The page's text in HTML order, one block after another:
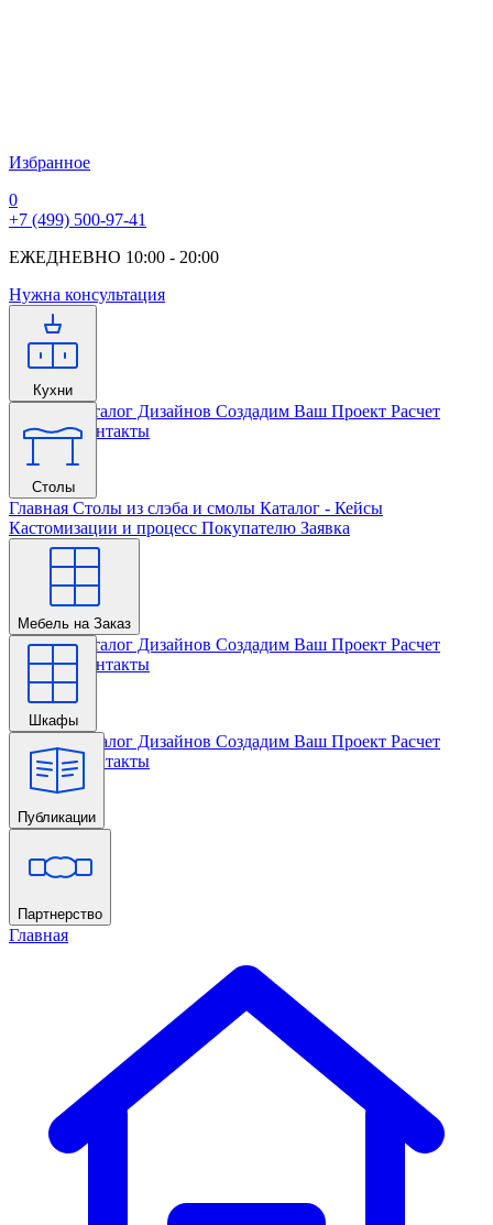
Избранное
0
+7 (499) 500-97-41
ЕЖЕДНЕВНО 10:00 - 20:00
Нужна консультация
Кухни
Главная Каталог Дизайнов Создадим Ваш Проект Расчет
Проекта Контакты
Столы
Главная Столы из слэба и смолы Каталог - Кейсы
Кастомизации и процесс Покупателю Заявка
Мебель на Заказ
Главная Каталог Дизайнов Создадим Ваш Проект Расчет
Проекта
Контакты
Шкафы
Главная Каталог Дизайнов Создадим Ваш Проект Расчет
Проекта Контакты
Публикации
Главная
Партнерство
Главная